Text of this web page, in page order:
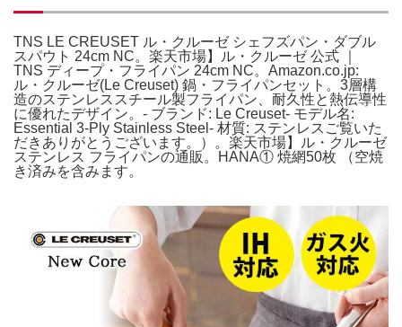
TNS LE CREUSET ル・クルーゼ シェフズパン・ダブル
スパウト 24cm NC。楽天市場】ル・クルーゼ 公式 ｜
TNS ディープ・フライパン 24cm NC。Amazon.co.jp:
ル・クルーゼ(Le Creuset) 鍋・フライパンセット。3層構
造のステンレススチール製フライパン、耐久性と熱伝導性
に優れたデザイン。- ブランド: Le Creuset- モデル名:
Essential 3-Ply Stainless Steel- 材質: ステンレスご覧いた
だきありがとうございます。）。楽天市場】ル・クルーゼ
ステンレス フライパンの通販。HANA① 焼網50枚 （空焼
き済みを含みます。